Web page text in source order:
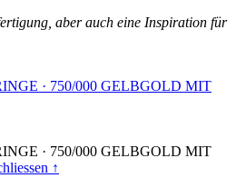
aber auch eine Inspiration für
· 750/000 GELBGOLD MIT
· 750/000 GELBGOLD MIT
↑